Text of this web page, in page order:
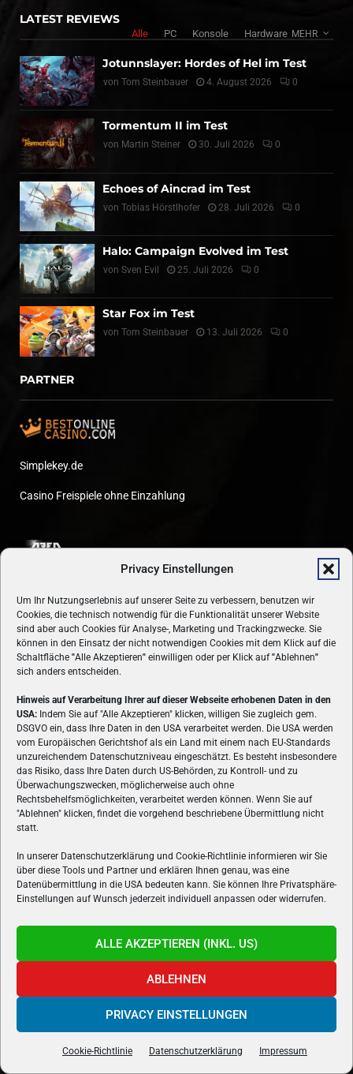
Privacy Einstellungen
Um Ihr Nutzungserlebnis auf unserer Seite zu verbessern, benutzen wir
Cookies, die technisch notwendig für die Funktionalität unserer Website
sind aber auch Cookies für Analyse-, Marketing und Trackingzwecke. Sie
können in den Einsatz der nicht notwendigen Cookies mit dem Klick auf die
Schaltfläche "Alle Akzeptieren" einwilligen oder per Klick auf"Ablehnen"
sich anders entscheiden.
Hinweis auf Verarbeitung Ihrer auf dieser Webseite erhobenen Daten in den
USA: Indem Sie auf "Alle Akzeptieren" klicken, willigen Sie zugleich gem.
DSGVO ein, dass Ihre Daten in den USA verarbeitet werden. Die USA werden
vom Europäischen Gerichtshof als ein Land mit einem nach EU-Standards
unzureichendem Datenschutzniveau eingeschätzt. Es besteht insbesondere
das Risiko, dass Ihre Daten durch US-Behörden, zu Kontroll- und zu
Überwachungszwecken, möglicherweise auch ohne
Rechtsbehelfsmöglichkeiten, verarbeitet werden können. Wenn Sie auf
"Ablehnen" klicken, findet die vorgehend beschriebene Übermittlung nicht
statt.
In unserer Datenschutzerklärung und Cookie-Richtlinie informieren wir Sie
über diese Tools und Partner und erklären Ihnen genau, was eine
Datenübermittlung in die USA bedeuten kann. Sie können Ihre Privatsphäre-
Einstellungen auf Wunsch jederzeit individuell anpassen oder widerrufen.
ALLE AKZEPTIEREN (INKL. US)
ABLEHNEN
PRIVACY EINSTELLUNGEN
Cookie-Richtlinie Datenschutzerklärung Impressum
LATEST REVIEWS
Alle PC Konsole Hardware MEHR
Jotunnslayer: Hordes of Hel im Test
von Tom Steinbauer 4. August 2026 0
Tormentum II im Test
von Martin Steiner 30. Juli 2026 0
Echoes of Aincrad im Test
von Tobias Hörstlhofer 28. Juli 2026 0
Halo: Campaign Evolved im Test
von Sven Evil 25. Juli 2026 0
Star Fox im Test
von Tom Steinbauer 13. Juli 2026 0
PARTNER
Simplekey.de
Casino Freispiele ohne Einzahlung
ÜBER UNS
VON GAMERN, FÜR GAMER! Gamers.at ist das älteste Online-
Spielemagazin Österreichs und bringt täglich aktuelle News,
Reviews und Videos zu PC- und Konsolenspielen, Gaming-
Schreib uns: redaktion@gamers.at
FOLGE UNS
Gamers.at v6 © 1999-2024 All Rights Reserved -Kontakt|Impressum